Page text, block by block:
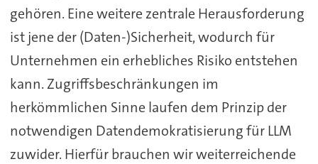
gehören. Eine weitere zentrale Herausforderung
ist jene der (Daten-)Sicherheit, wodurch für
Unternehmen ein erhebliches Risiko entstehen
kann. Zugriffsbeschränkungen im
herkömmlichen Sinne laufen dem Prinzip der
notwendigen Datendemokratisierung für LLM
zuwider. Hierfür brauchen wir weiterreichende